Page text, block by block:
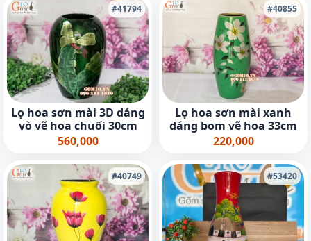
#41794
Lọ hoa sơn mài 3D dáng
vò vẽ hoa chuối 30cm
560,000
#40855
Lọ hoa sơn mài xanh
dáng bom vẽ hoa 33cm
220,000
#40749 #53420